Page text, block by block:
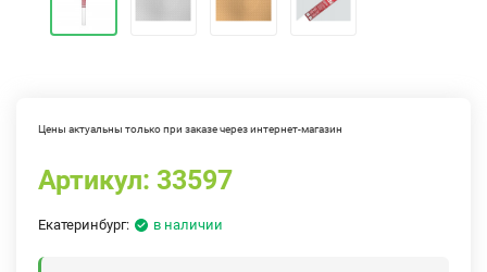
Цены актуальны только при заказе через интернет-магазин
Артикул: 33597
Екатеринбург: в наличии